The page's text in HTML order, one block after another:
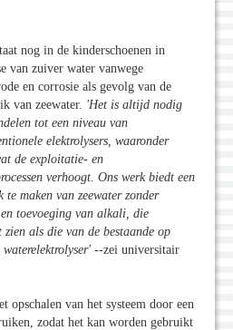
nog in de kinderschoenen in
van zuiver water vanwege
en corrosie als gevolg van de
van zeewater. 'Het is altijd nodig
tot een niveau van
elektrolysers, waaronder
de exploitatie- en
verhoogt. Ons werk biedt een
maken van zeewater zonder
toevoeging van alkali, die
als die van de bestaande op
waterelektrolyser' --zei universitair
opschalen van het systeem door een
zodat het kan worden gebruikt